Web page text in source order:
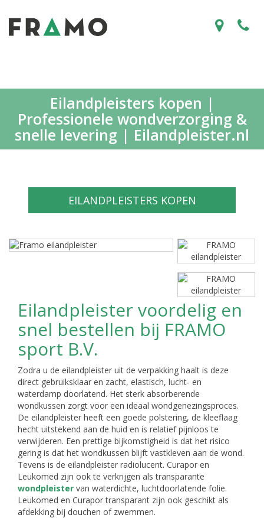
Eilandpleisters kopen |
Professionele wondverzorging &
snelle levering | Eilandpleister.nl
EILANDPLEISTERS KOPEN
Eilandpleister voordelig en
snel bestellen bij FRAMO
sport B.V.
Zodra u de eilandpleister uit de verpakking haalt is deze
direct gebruiksklaar en zacht, elastisch, lucht- en
waterdamp doorlatend. Het sterk absorberende
wondkussen zorgt voor een ideaal wondgenezingsproces.
De eilandpleister heeft een goede polstering, de kleeflaag
hecht uitstekend aan de huid en is relatief pijnloos te
verwijderen. Een prettige bijkomstigheid is dat het risico
gering is dat het wondkussen blijft vastkleven aan de wond.
Tevens is de eilandpleister radiolucent. Curapor en
Leukomed zijn ook te verkrijgen als transparante
wondpleister van waterdichte, luchtdoorlatende folie.
Leukomed en Curapor transparant zijn ook geschikt als
afdekking bij douchen of zwemmen.